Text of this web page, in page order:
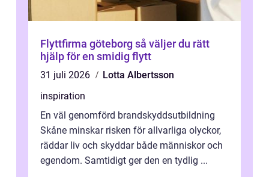
Flyttfirma göteborg så väljer du rätt
hjälp för en smidig flytt
31 juli 2026
Lotta Albertsson
inspiration
En väl genomförd brandskyddsutbildning
Skåne minskar risken för allvarliga olyckor,
räddar liv och skyddar både människor och
egendom. Samtidigt ger den en tydlig ...